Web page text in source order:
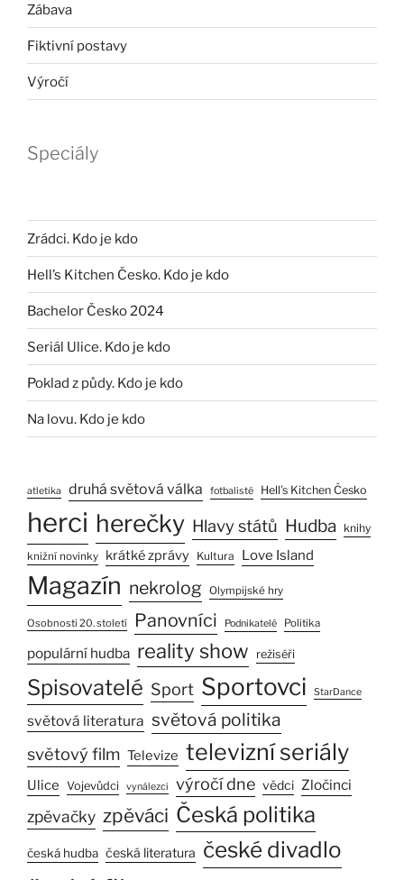
Zábava
Fiktivní postavy
Výročí
Speciály
Zrádci. Kdo je kdo
Hell’s Kitchen Česko. Kdo je kdo
Bachelor Česko 2024
Seriál Ulice. Kdo je kdo
Poklad z půdy. Kdo je kdo
Na lovu. Kdo je kdo
atletika druhá světová válka fotbalisté Hell’s Kitchen Česko
herci herečky Hlavy států Hudba knihy
knižní novinky krátké zprávy Kultura Love Island
Magazín nekrolog Olympijské hry
Osobnosti 20. století Panovníci Podnikatelé Politika
populární hudba reality show režiséři
Spisovatelé Sport Sportovci StarDance
světová literatura světová politika
světový film Televize televizní seriály
Ulice Vojevůdci vynálezci výročí dne vědci Zločinci
zpěvačky zpěváci Česká politika
česká hudba česká literatura české divadlo